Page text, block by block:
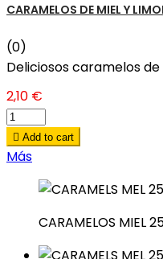
CARAMELOS DE MIEL Y
(0)
Deliciosos caramelos
2,10 €
 Add to cart
Más
CARAMELOS MIEL